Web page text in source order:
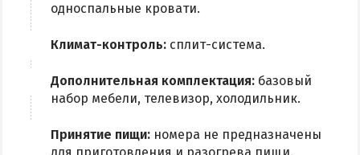
односпальные кровати.
Климат-контроль: сплит-система.
Дополнительная комплектация: базовый
набор мебели, телевизор, холодильник.
Принятие пищи: номера не предназначены